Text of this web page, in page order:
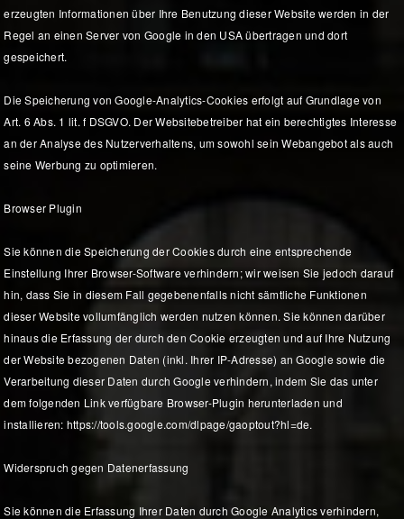
erzeugten Informationen über Ihre Benutzung dieser Website werden in der
Regel an einen Server von Google in den USA übertragen und dort
gespeichert.
Die Speicherung von Google-Analytics-Cookies erfolgt auf Grundlage von
Art. 6 Abs. 1 lit. f DSGVO. Der Websitebetreiber hat ein berechtigtes Interesse
an der Analyse des Nutzerverhaltens, um sowohl sein Webangebot als auch
seine Werbung zu optimieren.
Browser Plugin
Sie können die Speicherung der Cookies durch eine entsprechende
Einstellung Ihrer Browser-Software verhindern; wir weisen Sie jedoch darauf
hin, dass Sie in diesem Fall gegebenenfalls nicht sämtliche Funktionen
dieser Website vollumfänglich werden nutzen können. Sie können darüber
hinaus die Erfassung der durch den Cookie erzeugten und auf Ihre Nutzung
der Website bezogenen Daten (inkl. Ihrer IP-Adresse) an Google sowie die
Verarbeitung dieser Daten durch Google verhindern, indem Sie das unter
dem folgenden Link verfügbare Browser-Plugin herunterladen und
installieren: https://tools.google.com/dlpage/gaoptout?hl=de.
Widerspruch gegen Datenerfassung
Sie können die Erfassung Ihrer Daten durch Google Analytics verhindern,